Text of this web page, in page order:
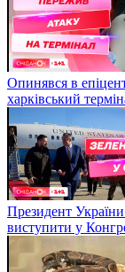
Опинявся в
харківський
Президент
виступити у